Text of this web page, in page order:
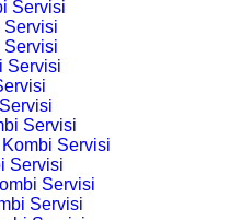
Servisi
Servisi
Servisi
Servisi
Servisi
Servisi
Servisi
Servisi
Servisi